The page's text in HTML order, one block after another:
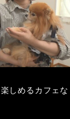
しめるカフェな